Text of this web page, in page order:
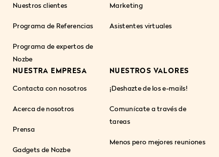
Nuestros clientes
Programa de Referencias
Programa de expertos de
Nozbe
Marketing
Asistentes virtuales
NUESTRA EMPRESA
Contacta con nosotros
Acerca de nosotros
Prensa
Gadgets de Nozbe
NUESTROS VALORES
¡Deshazte de los e-mails!
Comunícate a través de
tareas
Menos pero mejores reuniones